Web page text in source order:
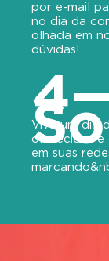
por e-mail
no dia da
olhada em
dúvidas!
Viva um dia
oferecidas e
em suas